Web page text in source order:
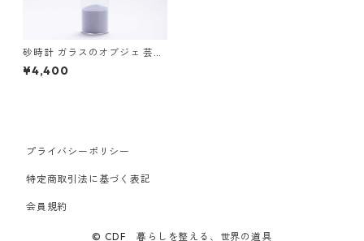
砂時計 ガラスのオブジェ 芸術
作品 100percent 100% STU
DIO COHAKU Timeless 100
¥4,400
プライバシーポリシー
特定商取引法に基づく表記
会員規約
© CDF 暮らしを整える、世界の道具